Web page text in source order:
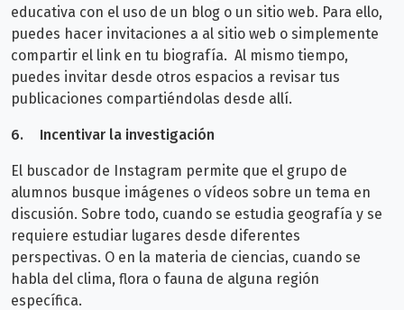
educativa con el uso de un blog o un sitio web. Para ello,
puedes hacer invitaciones a al sitio web o simplemente
compartir el link en tu biografía. Al mismo tiempo,
puedes invitar desde otros espacios a revisar tus
publicaciones compartiéndolas desde allí.
6. Incentivar la investigación
El buscador de Instagram permite que el grupo de
alumnos busque imágenes o vídeos sobre un tema en
discusión. Sobre todo, cuando se estudia geografía y se
requiere estudiar lugares desde diferentes
perspectivas. O en la materia de ciencias, cuando se
habla del clima, flora o fauna de alguna región
específica.